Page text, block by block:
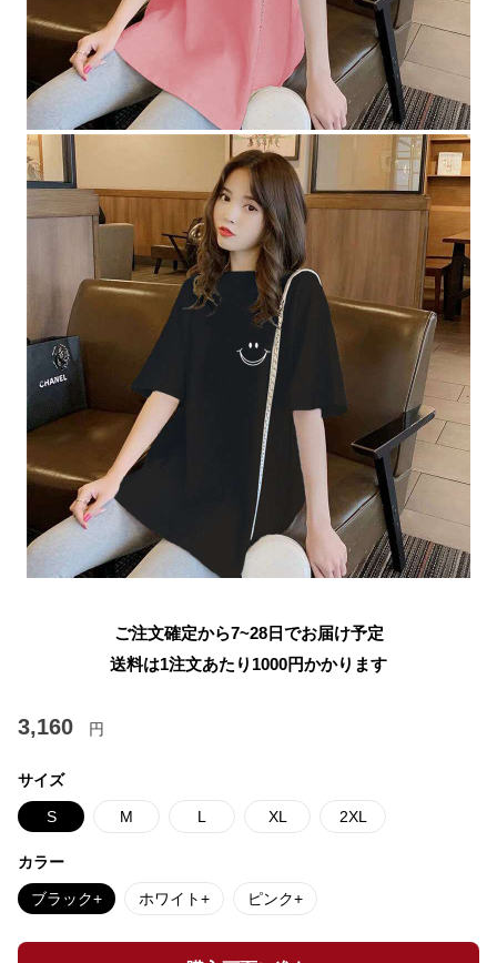
ご注文確定から7~28日でお届け予定
送料は1注文あたり 1000円かかります
3,160 円
サイズ
S M L XL 2XL
カラー
ブラック+ ホワイト+ ピンク+